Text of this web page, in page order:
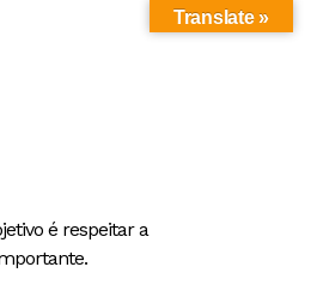
é respeitar a
Translate »